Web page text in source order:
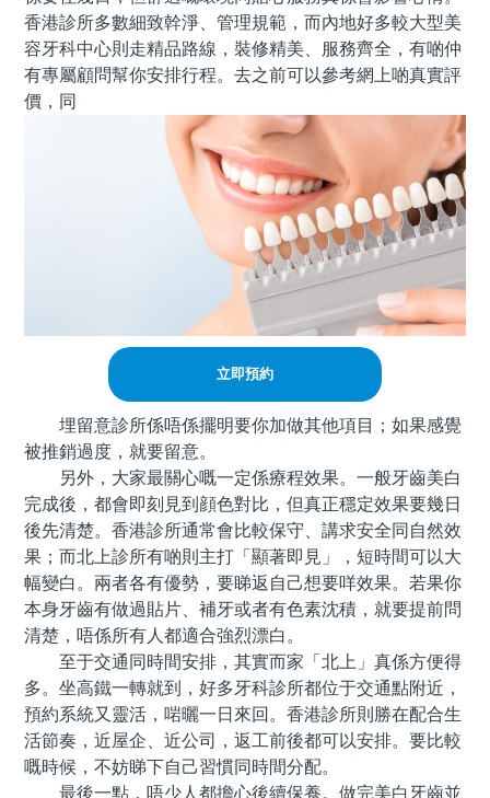
香港診所多數細致幹淨、管理規範，而內地好多較大型美
容牙科中心則走精品路線，裝修精美、服務齊全，有啲仲
有專屬顧問幫你安排行程。去之前可以參考網上啲真實評
價，同
立即預約
埋留意診所係唔係擺明要你加做其他項目；如果感覺
被推銷過度，就要留意。
另外，大家最關心嘅一定係療程效果。一般牙齒美白
完成後，都會即刻見到顔色對比，但真正穩定效果要幾日
後先清楚。香港診所通常會比較保守、講求安全同自然效
果；而北上診所有啲則主打「顯著即見」，短時間可以大
幅變白。兩者各有優勢，要睇返自己想要咩效果。若果你
本身牙齒有做過貼片、補牙或者有色素沈積，就要提前問
清楚，唔係所有人都適合強烈漂白。
至于交通同時間安排，其實而家「北上」真係方便得
多。坐高鐵一轉就到，好多牙科診所都位于交通點附近，
預約系統又靈活，啱曬一日來回。香港診所則勝在配合生
活節奏，近屋企、近公司，返工前後都可以安排。要比較
嘅時候，不妨睇下自己習慣同時間分配。
最後一點，唔少人都擔心後續保養。做完美白牙齒並